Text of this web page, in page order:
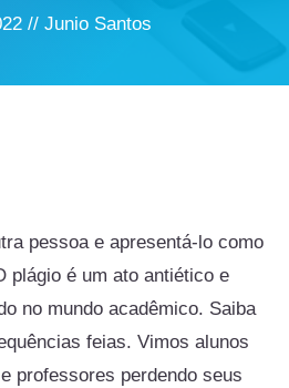
// Junio Santos
pessoa e apresentá-lo como
plágio é um ato antiético e
no mundo acadêmico. Saiba
feias. Vimos alunos
professores perdendo seus